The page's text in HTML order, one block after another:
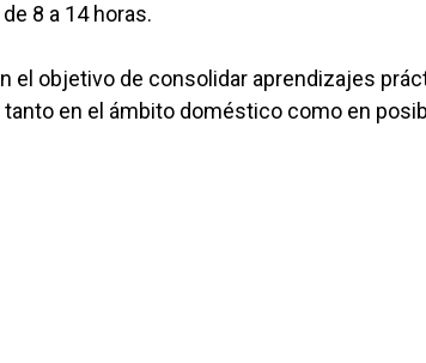
8 a 14 horas.
el objetivo de consolidar aprendizajes
en el ámbito doméstico como en